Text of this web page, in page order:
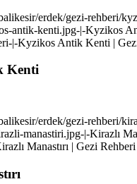
erdek/gezi-rehberi/
antik-kenti.jpg-|-Kyzikos
|-Kyzikos Antik Kenti |
Kenti
erdek/gezi-rehberi/
manastiri.jpg-|-Kirazlı
Manastırı | Gezi Rehberi